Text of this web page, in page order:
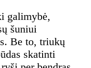
galimybė,
šuniui
Be to, triukų
skatinti